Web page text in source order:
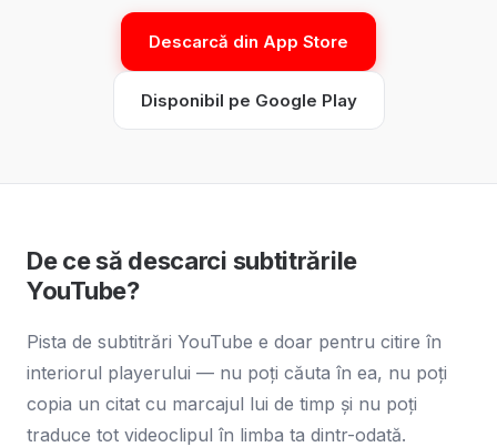
Descarcă din App Store
Disponibil pe Google Play
De ce să descarci subtitrările
YouTube?
Pista de subtitrări YouTube e doar pentru citire în
interiorul playerului — nu poți căuta în ea, nu poți
copia un citat cu marcajul lui de timp și nu poți
traduce tot videoclipul în limba ta dintr-odată.